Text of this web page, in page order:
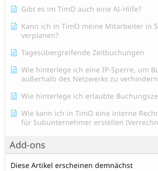
Gibt es im TimO auch eine AI-Hilfe?
Kann ich in TimO meine Mitarbeiter in
verplanen?
Tagesübergreifende Zeitbuchungen
Wie hinterlege ich eine IP-Sperre, um
außerhalb des Netzwerks zu
Wie hinterlege ich erlaubte
Wie kann ich in TimO eine interne
für Subunternehmer erstellen
Add-ons
Diese Artikel erscheinen demnächst